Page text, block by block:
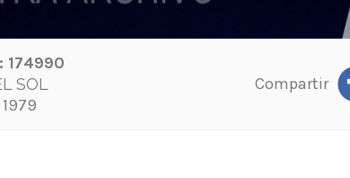
174990
SOL Compartir